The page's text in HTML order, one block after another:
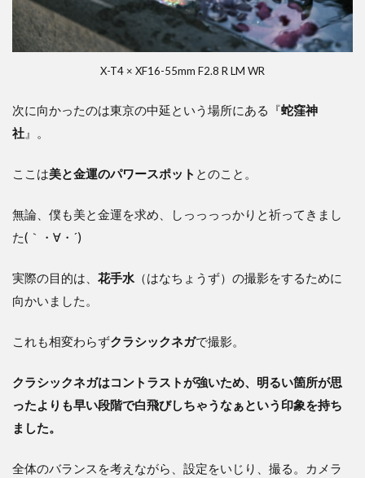
X-T4 × XF16-55mm F2.8 R LM WR
次に向かったのは東京の中延という場所にある『蛇窪神
社 』。
ここは美と金運のパワースポット とのこと。
無論、僕も美と金運を求め、しっっっっかりと祈ってきまし
た(｀・∀・´)
実際の目的は、 花手水 （はなちょうず）の撮影をするために
向かいました。
これも相変わらずクラシックネガで撮影。
クラシックネガはコントラストが強いため、明るい箇所が思
ったよりも早い段階で白飛びしちゃうなぁという印象を持ち
ました。
全体のバランスを考えながら、設定をいじり、撮る。カメラ